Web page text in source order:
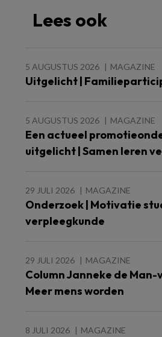
Lees ook
5 AUGUSTUS 2026 MAGAZINE
Uitgelicht |
5 AUGUSTUS 2026 MAGAZINE
Een actueel
uitgelicht | Samen leren
29 JULI 2026 MAGAZINE
Onderzoek | Motivatie
verpleegkunde
29 JULI 2026 MAGAZINE
Column Janneke de Man-
Meer mens worden
8 JULI 2026 MAGAZINE